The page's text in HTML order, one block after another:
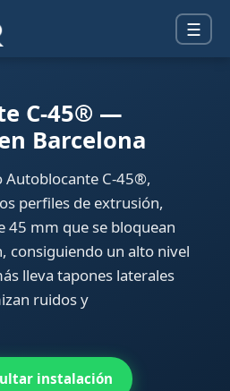
☰
C-45® —
Barcelona
Autoblocante C-45®,
perfiles de extrusión,
45 mm que se bloquean
consiguiendo un alto nivel
lleva tapones laterales
ruidos y
instalación